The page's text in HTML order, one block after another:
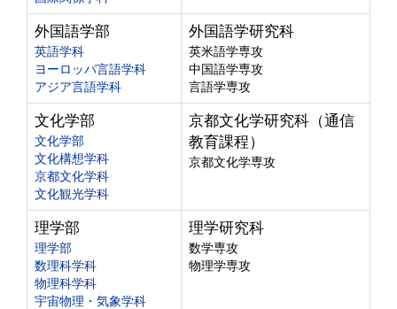
外国語学部
英語学科
ヨーロッパ言語学科
アジア言語学科
外国語学研究科
英米語学専攻
中国語学専攻
言語学専攻
文化学部
文化学部
文化構想学科
京都文化学科
文化観光学科
京都文化学研究科（通信
教育課程）
京都文化学専攻
理学部
理学部
数理科学科
物理科学科
宇宙物理・気象学科
理学研究科
数学専攻
物理学専攻